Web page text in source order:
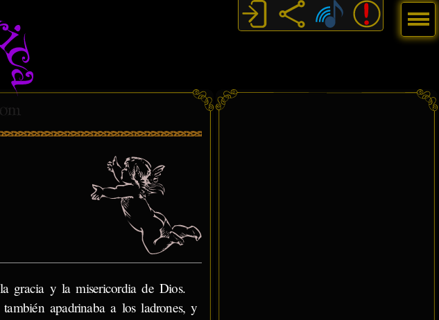
gracia y la misericordia de Dios.
apadrinaba a los ladrones, y
Menú